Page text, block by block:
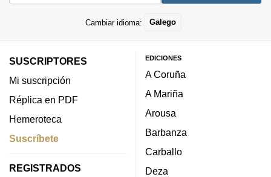
Cambiar idioma: Galego
SUSCRIPTORES
Mi suscripción
Réplica en PDF
Hemeroteca
Suscríbete
REGISTRADOS
EDICIONES
A Coruña
A Mariña
Arousa
Barbanza
Carballo
Deza